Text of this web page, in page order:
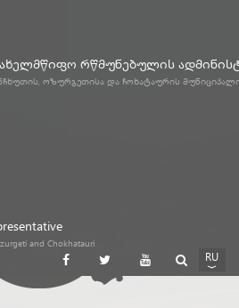
რწმუნებულის
ოზურგეთისა და ჩოხატაურის
and Chokhatauri
RU